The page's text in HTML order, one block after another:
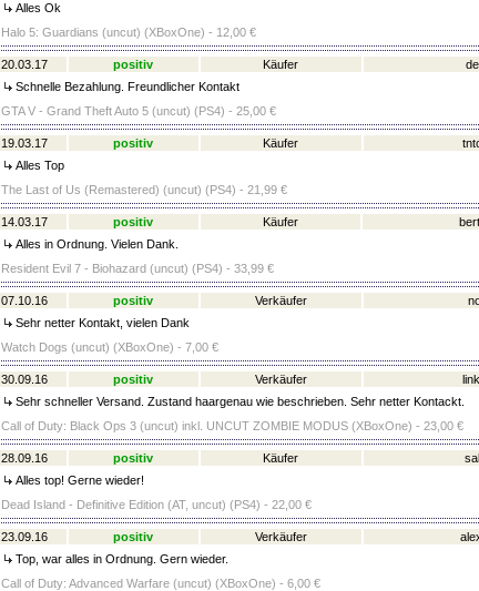
Alles Ok
Halo 5: Guardians (uncut) (XBoxOne) - 12,00 €
20.03.17 positiv Käufer
Schnelle Bezahlung. Freundlicher Kontakt
GTA V - Grand Theft Auto 5 (uncut) (PS4) - 25,00 €
19.03.17 positiv Käufer
Alles Top
The Last of Us (Remastered) (uncut) (PS4) - 21,99 €
14.03.17 positiv Käufer
Alles in Ordnung. Vielen Dank.
Resident Evil 7 - Biohazard (uncut) (PS4) - 33,99 €
07.10.16 positiv Verkäufer
Sehr netter Kontakt, vielen Dank
Watch Dogs (uncut) (XBoxOne) - 7,00 €
30.09.16 positiv Verkäufer
Sehr schneller Versand. Zustand haargenau wie beschrieben. Sehr netter Kontackt.
Call of Duty: Black Ops 3 (uncut) inkl. UNCUT ZOMBIE MODUS (XBoxOne) - 23,00 €
28.09.16 positiv Käufer
Alles top! Gerne wieder!
Dead Island - Definitive Edition (AT, uncut) (PS4) - 22,00 €
23.09.16 positiv Verkäufer
Top, war alles in Ordnung. Gern wieder.
Call of Duty: Advanced Warfare (uncut) (XBoxOne) - 6,00 €